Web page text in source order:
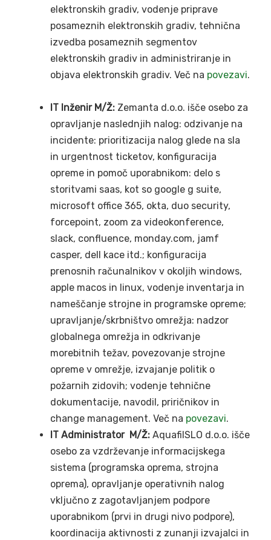
elektronskih gradiv, vodenje priprave
posameznih elektronskih gradiv, tehnična
izvedba posameznih segmentov
elektronskih gradiv in administriranje in
objava elektronskih gradiv. Več na povezavi.
IT Inženir M/Ž: Zemanta d.o.o. išče osebo za
opravljanje naslednjih nalog: odzivanje na
incidente: prioritizacija nalog glede na sla
in urgentnost ticketov, konfiguracija
opreme in pomoč uporabnikom: delo s
storitvami saas, kot so google g suite,
microsoft office 365, okta, duo security,
forcepoint, zoom za videokonference,
slack, confluence, monday.com, jamf
casper, dell kace itd.; konfiguracija
prenosnih računalnikov v okoljih windows,
apple macos in linux, vodenje inventarja in
nameščanje strojne in programske opreme;
upravljanje/skrbništvo omrežja: nadzor
globalnega omrežja in odkrivanje
morebitnih težav, povezovanje strojne
opreme v omrežje, izvajanje politik o
požarnih zidovih; vodenje tehnične
dokumentacije, navodil, priričnikov in
change management. Več na povezavi.
IT Administrator M/Ž: AquafilSLO d.o.o. išče
osebo za vzdrževanje informacijskega
sistema (programska oprema, strojna
oprema), opravljanje operativnih nalog
vključno z zagotavljanjem podpore
uporabnikom (prvi in drugi nivo podpore),
koordinacija aktivnosti z zunanji izvajalci in